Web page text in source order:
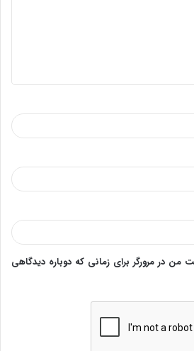
من در مرورگر برای زمانی که دوباره دیدگاهی